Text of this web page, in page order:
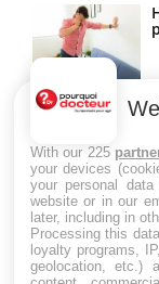
With our 225
your devices
your personal
website or in our
later, including in
Processing this
loyalty programs,
geolocation, etc.)